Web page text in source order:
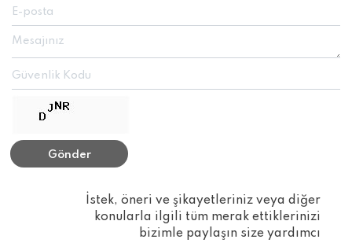
Gönder
İstek, öneri ve şikayetleriniz veya diğer
konularla ilgili tüm merak ettiklerinizi
bizimle paylaşın size yardımcı